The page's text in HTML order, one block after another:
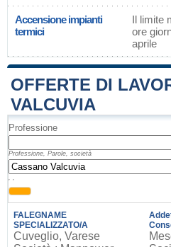
Accensione impianti
termici
Il limite
ore
aprile
OFFERTE DI
VALCUVIA
Professione
Professione, Parole, società
, ,
FALEGNAME
SPECIALIZZATO/A
Cuveglio, Varese